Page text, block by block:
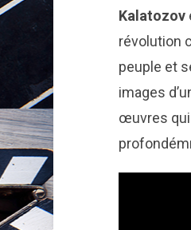
Kalatozov
révolution
peuple et
images
œuvres qui